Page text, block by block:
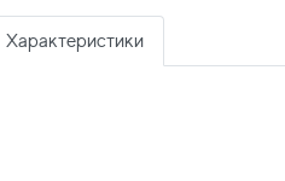
Характеристики